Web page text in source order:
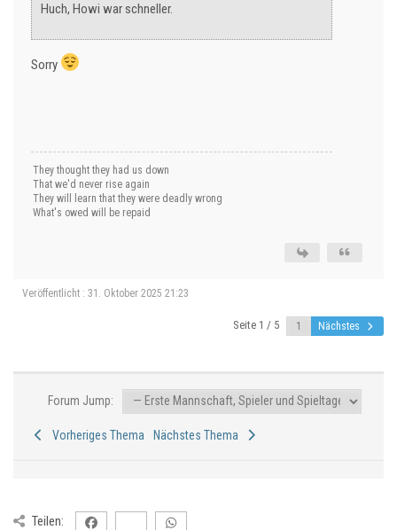
Huch, Howi war schneller.
Sorry
They thought they had us down
That we'd never rise again
They will learn that they were deadly wrong
What's owed will be repaid
Veröffentlicht : 31. Oktober 2025 21:23
Seite 1 / 5 Nächstes
Forum Jump:
Vorheriges Thema Nächstes Thema
Teilen: